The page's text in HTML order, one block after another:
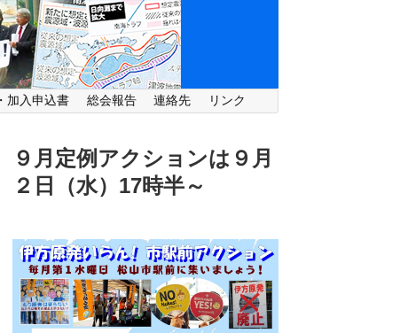
加入申込書 総会報告 連絡先 リンク
９月定例アクションは９月
２日（水） 17時半～